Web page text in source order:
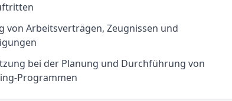
von Arbeitsverträgen, Zeugnissen und
bei der Planung und Durchführung von
Programmen